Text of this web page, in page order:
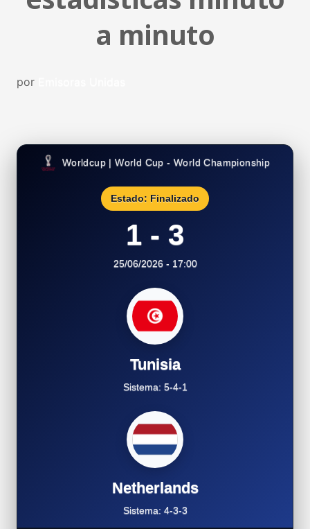
a minuto
por
Worldcup | World Cup - World Championship
Tunisia
Sistema: 5-4-1
Estado: Finalizado
1 - 3
25/06/2026 - 17:00
Netherlands
Sistema: 4-3-3